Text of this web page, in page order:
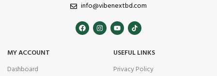
info@vibenextbd.com
MY ACCOUNT
Dashboard
USEFUL LINKS
Privacy Policy